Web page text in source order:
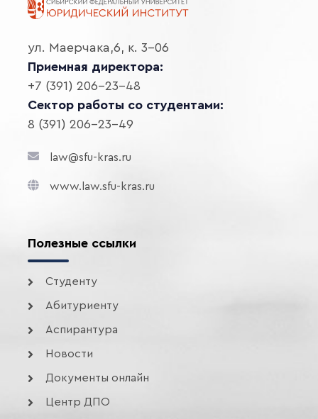
ул. Маерчака,6, к. 3-06
Приемная директора:
+7 (391) 206-23-48
Сектор работы со студентами:
8 (391) 206-23-49
law@sfu-kras.ru
www.law.sfu-kras.ru
Полезные ссылки
Студенту
Абитуриенту
Аспирантура
Новости
Документы онлайн
Центр ДПО